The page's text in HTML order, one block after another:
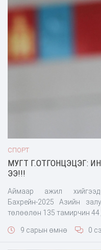
СПОРТ
МУГТ Г.ОТГОНЦЭЦЭГ:
ЭЭ!!!
Аймаар ажил
Бахрейн-2025 Азийн
төлөөлөн 135 тамирчин 44
удаагийн багийн ахлагч
9 сарын өмнө 0